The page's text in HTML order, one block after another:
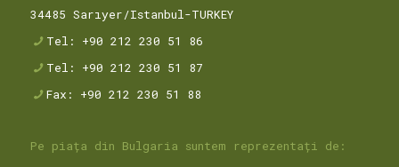
34485 Sarıyer/Istanbul-TURKEY
Tel: +90 212 230 51 86
Tel: +90 212 230 51 87
Fax: +90 212 230 51 88
Pe piața din Bulgaria suntem reprezentați de: